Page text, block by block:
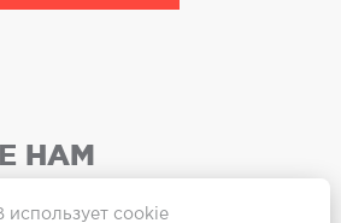
НАМ
использует cookie